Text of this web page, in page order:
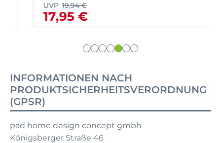
UVP 19,94 €
17,95 €
INFORMATIONEN NACH
PRODUKTSICHERHEITSVERORDNUNG
(GPSR)
pad home design concept gmbh
Königsberger Straße 46